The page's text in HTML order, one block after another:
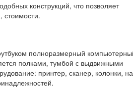
конструкций, что позволяет
стоимости.
полноразмерный
полками, тумбой с выдвижными
принтер, сканер, колонки,